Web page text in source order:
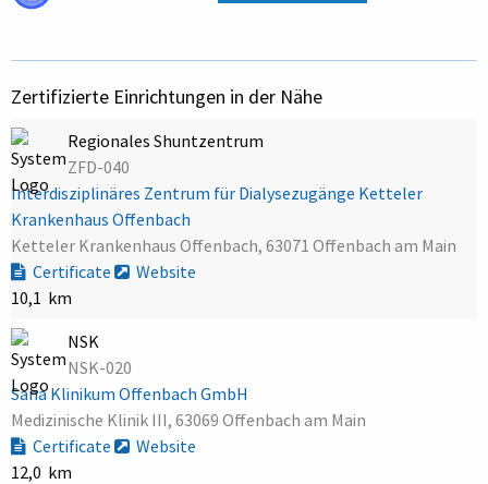
Zertifizierte Einrichtungen in der Nähe
Regionales Shuntzentrum
ZFD-040
Interdisziplinäres Zentrum für Dialysezugänge Ketteler
Krankenhaus Offenbach
Ketteler Krankenhaus Offenbach, 63071 Offenbach am Main
Certificate
Website
10,1 km
NSK
NSK-020
Sana Klinikum Offenbach GmbH
Medizinische Klinik III, 63069 Offenbach am Main
Certificate
Website
12,0 km